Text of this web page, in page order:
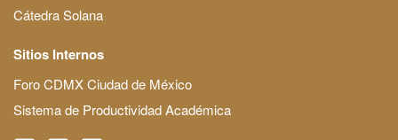
Cátedra Solana
Sitios Internos
Foro CDMX Ciudad de México
Sistema de Productividad Académica